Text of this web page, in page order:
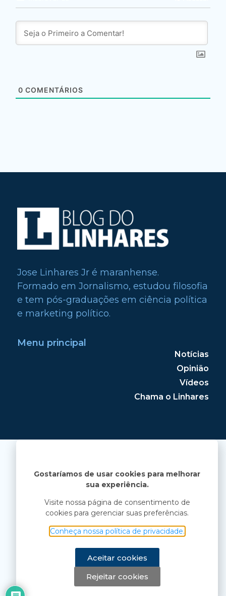
0 COMENTÁRIOS
Jose Linhares Jr é maranhense.
Formado em Jornalismo, estudou filosofia
e tem pós-graduações em ciência política
e marketing político.
Menu principal
Notícias
Opinião
Vídeos
Chama o Linhares
Gostaríamos de usar cookies para melhorar
sua experiência.
Visite nossa página de consentimento de
cookies para gerenciar suas preferências.
Conheça nossa política de privacidade.
Aceitar cookies
Rejeitar cookies